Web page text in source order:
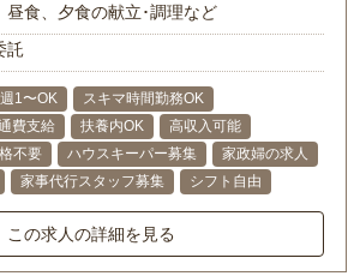
昼食、夕食の献立･調理など
託
週1〜OK
スキマ時間勤務OK
費支給 扶養内OK
高収入可能
不要 ハウスキーパー募集
家政婦の求人
家事代行スタッフ募集 シフト自由
この求人の詳細を見る